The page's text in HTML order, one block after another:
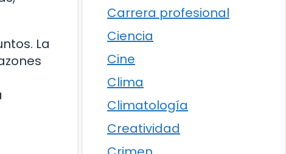
La
Carrera profesional
Ciencia
Cine
Clima
Climatología
Creatividad